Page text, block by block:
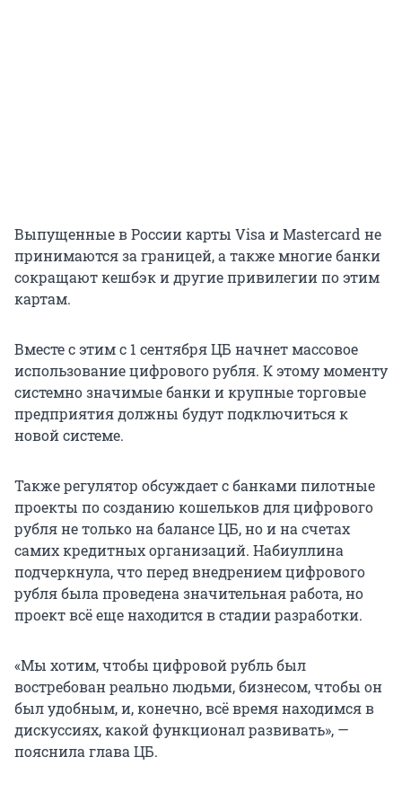
Выпущенные в России карты Visa и Mastercard не
принимаются за границей, а также многие банки
сокращают кешбэк и другие привилегии по этим
картам.
Вместе с этим с 1 сентября ЦБ начнет массовое
использование цифрового рубля. К этому моменту
системно значимые банки и крупные торговые
предприятия должны будут подключиться к
новой системе.
Также регулятор обсуждает с банками пилотные
проекты по созданию кошельков для цифрового
рубля не только на балансе ЦБ, но и на счетах
самих кредитных организаций. Набиуллина
подчеркнула, что перед внедрением цифрового
рубля была проведена значительная работа, но
проект всё еще находится в стадии разработки.
«Мы хотим, чтобы цифровой рубль был
востребован реально людьми, бизнесом, чтобы он
был удобным, и, конечно, всё время находимся в
дискуссиях, какой функционал развивать», —
пояснила глава ЦБ.